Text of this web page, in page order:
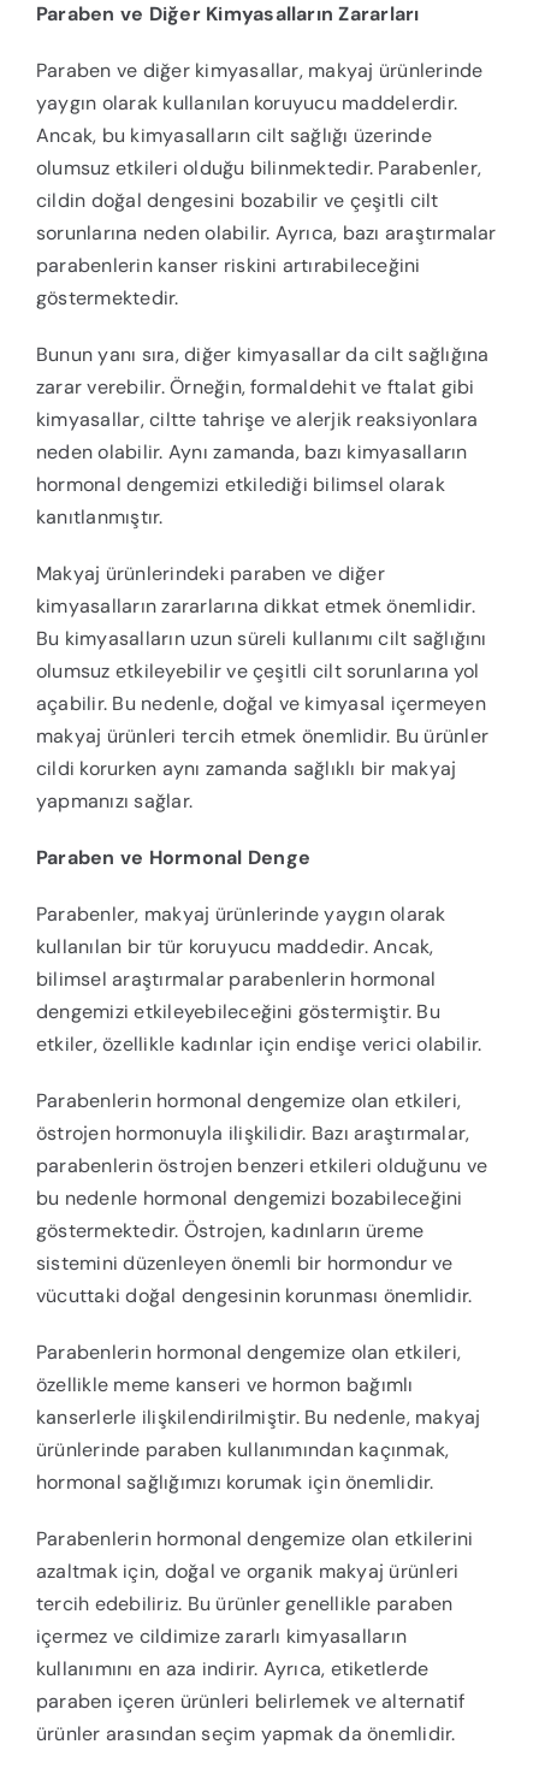
Paraben ve Diğer Kimyasalların Zararları
Paraben ve diğer kimyasallar, makyaj ürünlerinde
yaygın olarak kullanılan koruyucu maddelerdir.
Ancak, bu kimyasalların cilt sağlığı üzerinde
olumsuz etkileri olduğu bilinmektedir. Parabenler,
cildin doğal dengesini bozabilir ve çeşitli cilt
sorunlarına neden olabilir. Ayrıca, bazı araştırmalar
parabenlerin kanser riskini artırabileceğini
göstermektedir.
Bunun yanı sıra, diğer kimyasallar da cilt sağlığına
zarar verebilir. Örneğin, formaldehit ve ftalat gibi
kimyasallar, ciltte tahrişe ve alerjik reaksiyonlara
neden olabilir. Aynı zamanda, bazı kimyasalların
hormonal dengemizi etkilediği bilimsel olarak
kanıtlanmıştır.
Makyaj ürünlerindeki paraben ve diğer
kimyasalların zararlarına dikkat etmek önemlidir.
Bu kimyasalların uzun süreli kullanımı cilt sağlığını
olumsuz etkileyebilir ve çeşitli cilt sorunlarına yol
açabilir. Bu nedenle, doğal ve kimyasal içermeyen
makyaj ürünleri tercih etmek önemlidir. Bu ürünler
cildi korurken aynı zamanda sağlıklı bir makyaj
yapmanızı sağlar.
Paraben ve Hormonal Denge
Parabenler, makyaj ürünlerinde yaygın olarak
kullanılan bir tür koruyucu maddedir. Ancak,
bilimsel araştırmalar parabenlerin hormonal
dengemizi etkileyebileceğini göstermiştir. Bu
etkiler, özellikle kadınlar için endişe verici olabilir.
Parabenlerin hormonal dengemize olan etkileri,
östrojen hormonuyla ilişkilidir. Bazı araştırmalar,
parabenlerin östrojen benzeri etkileri olduğunu ve
bu nedenle hormonal dengemizi bozabileceğini
göstermektedir. Östrojen, kadınların üreme
sistemini düzenleyen önemli bir hormondur ve
vücuttaki doğal dengesinin korunması önemlidir.
Parabenlerin hormonal dengemize olan etkileri,
özellikle meme kanseri ve hormon bağımlı
kanserlerle ilişkilendirilmiştir. Bu nedenle, makyaj
ürünlerinde paraben kullanımından kaçınmak,
hormonal sağlığımızı korumak için önemlidir.
Parabenlerin hormonal dengemize olan etkilerini
azaltmak için, doğal ve organik makyaj ürünleri
tercih edebiliriz. Bu ürünler genellikle paraben
içermez ve cildimize zararlı kimyasalların
kullanımını en aza indirir. Ayrıca, etiketlerde
paraben içeren ürünleri belirlemek ve alternatif
ürünler arasından seçim yapmak da önemlidir.